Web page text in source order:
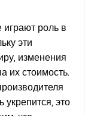
роль в
эти
изменения
их стоимость.
это